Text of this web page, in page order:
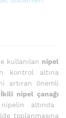
kullanılan nipel
kontrol altına
artıran önemli
İkili nipel çanağı
altında
toplanmasına